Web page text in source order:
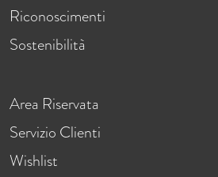
Riconoscimenti
Sostenibilità
Area Riservata
Servizio Clienti
Wishlist